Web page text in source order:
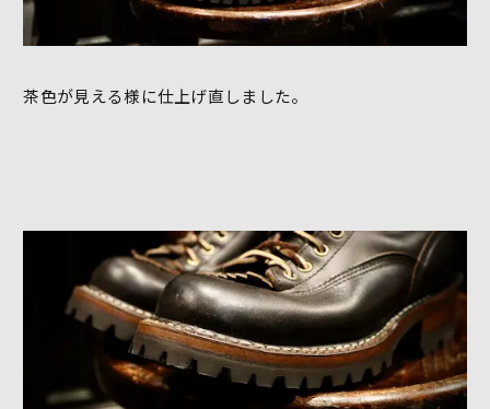
茶色が見える様に仕上げ直しました。